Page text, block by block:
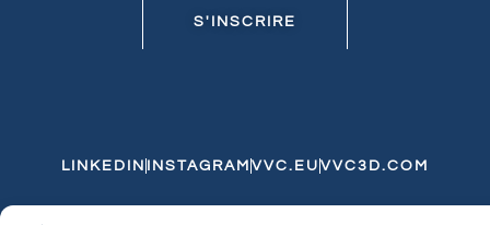
S'INSCRIRE
LINKEDIN INSTAGRAM VVC.EU VVC3D.COM